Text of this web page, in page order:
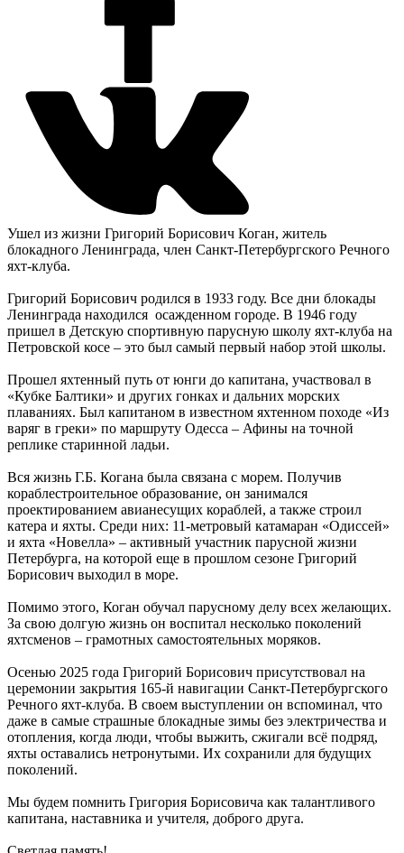
Ушел из жизни Григорий Борисович Коган, житель
блокадного Ленинграда, член Санкт-Петербургского Речного
яхт-клуба.
Григорий Борисович родился в 1933 году. Все дни блокады
Ленинграда находился осажденном городе. В 1946 году
пришел в Детскую спортивную парусную школу яхт-клуба на
Петровской косе – это был самый первый набор этой школы.
Прошел яхтенный путь от юнги до капитана, участвовал в
«Кубке Балтики» и других гонках и дальних морских
плаваниях. Был капитаном в известном яхтенном походе «Из
варяг в греки» по маршруту Одесса – Афины на точной
реплике старинной ладьи.
Вся жизнь Г.Б. Когана была связана с морем. Получив
кораблестроительное образование, он занимался
проектированием авианесущих кораблей, а также строил
катера и яхты. Среди них: 11-метровый катамаран «Одиссей»
и яхта «Новелла» – активный участник парусной жизни
Петербурга, на которой еще в прошлом сезоне Григорий
Борисович выходил в море.
Помимо этого, Коган обучал парусному делу всех желающих.
За свою долгую жизнь он воспитал несколько поколений
яхтсменов – грамотных самостоятельных моряков.
Осенью 2025 года Григорий Борисович присутствовал на
церемонии закрытия 165-й навигации Санкт-Петербургского
Речного яхт-клуба. В своем выступлении он вспоминал, что
даже в самые страшные блокадные зимы без электричества и
отопления, когда люди, чтобы выжить, сжигали всё подряд,
яхты оставались нетронутыми. Их сохранили для будущих
поколений.
Мы будем помнить Григория Борисовича как талантливого
капитана, наставника и учителя, доброго друга.